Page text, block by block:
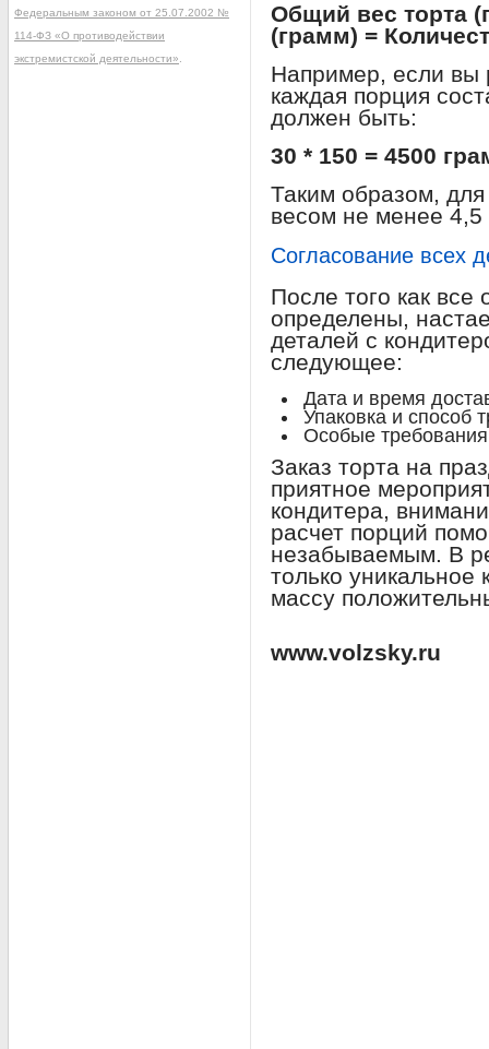
Общий вес торта
(грамм) =
Например, если вы
каждая порция
должен быть:
30 * 150 = 4500
Таким образом, для
весом не менее 4,5
Согласование всех
После того как
определены,
деталей с
следующее:
Дата и время
Упаковка и способ
Особые
Заказ торта на
приятное
кондитера,
расчет порций
незабываемым. В
только уникальное
массу
www.volzsky.ru
Федеральным законом от 25.07.2002 №
114-ФЗ «О противодействии
экстремистской деятельности»